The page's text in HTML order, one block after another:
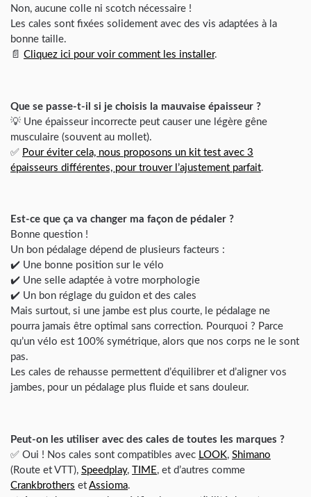
Non, aucune colle ni scotch nécessaire !
Les cales sont fixées solidement avec des vis adaptées à la
bonne taille.
📄 Cliquez ici pour voir comment les installer.
Que se passe-t-il si je choisis la mauvaise épaisseur ?
💡 Une épaisseur incorrecte peut causer une légère gêne
musculaire (souvent au mollet).
✅ Pour éviter cela, nous proposons un kit test avec 3
épaisseurs différentes, pour trouver l’ajustement parfait.
Est-ce que ça va changer ma façon de pédaler ?
Bonne question !
Un bon pédalage dépend de plusieurs facteurs :
✔️ Une bonne position sur le vélo
✔️ Une selle adaptée à votre morphologie
✔️ Un bon réglage du guidon et des cales
Mais surtout, si une jambe est plus courte, le pédalage ne
pourra jamais être optimal sans correction. Pourquoi ? Parce
qu’un vélo est 100% symétrique, alors que nos corps ne le sont
pas.
Les cales de rehausse permettent d’équilibrer et d’aligner vos
jambes, pour un pédalage plus fluide et sans douleur.
Peut-on les utiliser avec des cales de toutes les marques ?
✅ Oui ! Nos cales sont compatibles avec LOOK, Shimano
(Route et VTT), Speedplay, TIME, et d’autres comme
Crankbrothers et Assioma.